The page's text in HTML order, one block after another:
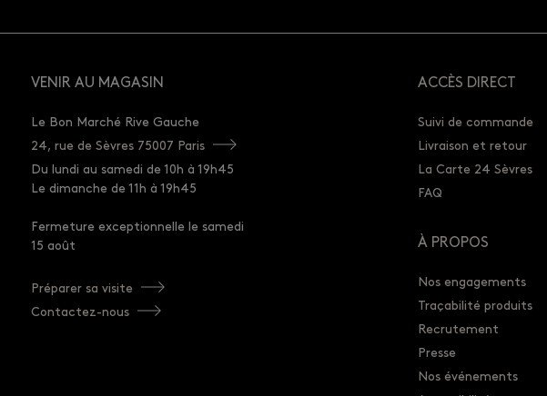
VENIR AU MAGASIN
Le Bon Marché Rive Gauche
24, rue de Sèvres 75007 Paris
Du lundi au samedi de 10h à 19h45
Le dimanche de 11h à 19h45
Fermeture exceptionnelle le samedi
15 août
Préparer sa visite
Contactez-nous
ACCÈS DIRECT
Suivi de commande
Livraison et retour
La Carte 24 Sèvres
FAQ
À PROPOS
Nos engagements
Traçabilité produits
Recrutement
Presse
Nos événements